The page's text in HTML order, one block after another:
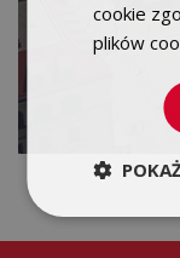
cookie
plików